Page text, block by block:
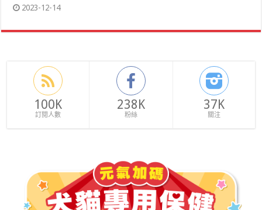
2023-12-14
100K
訂閱人數
238K
粉絲
37K
關注